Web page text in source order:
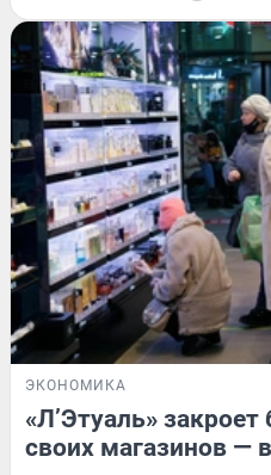
ЭКОНОМИКА
«Л’Этуаль»
своих магазинов —